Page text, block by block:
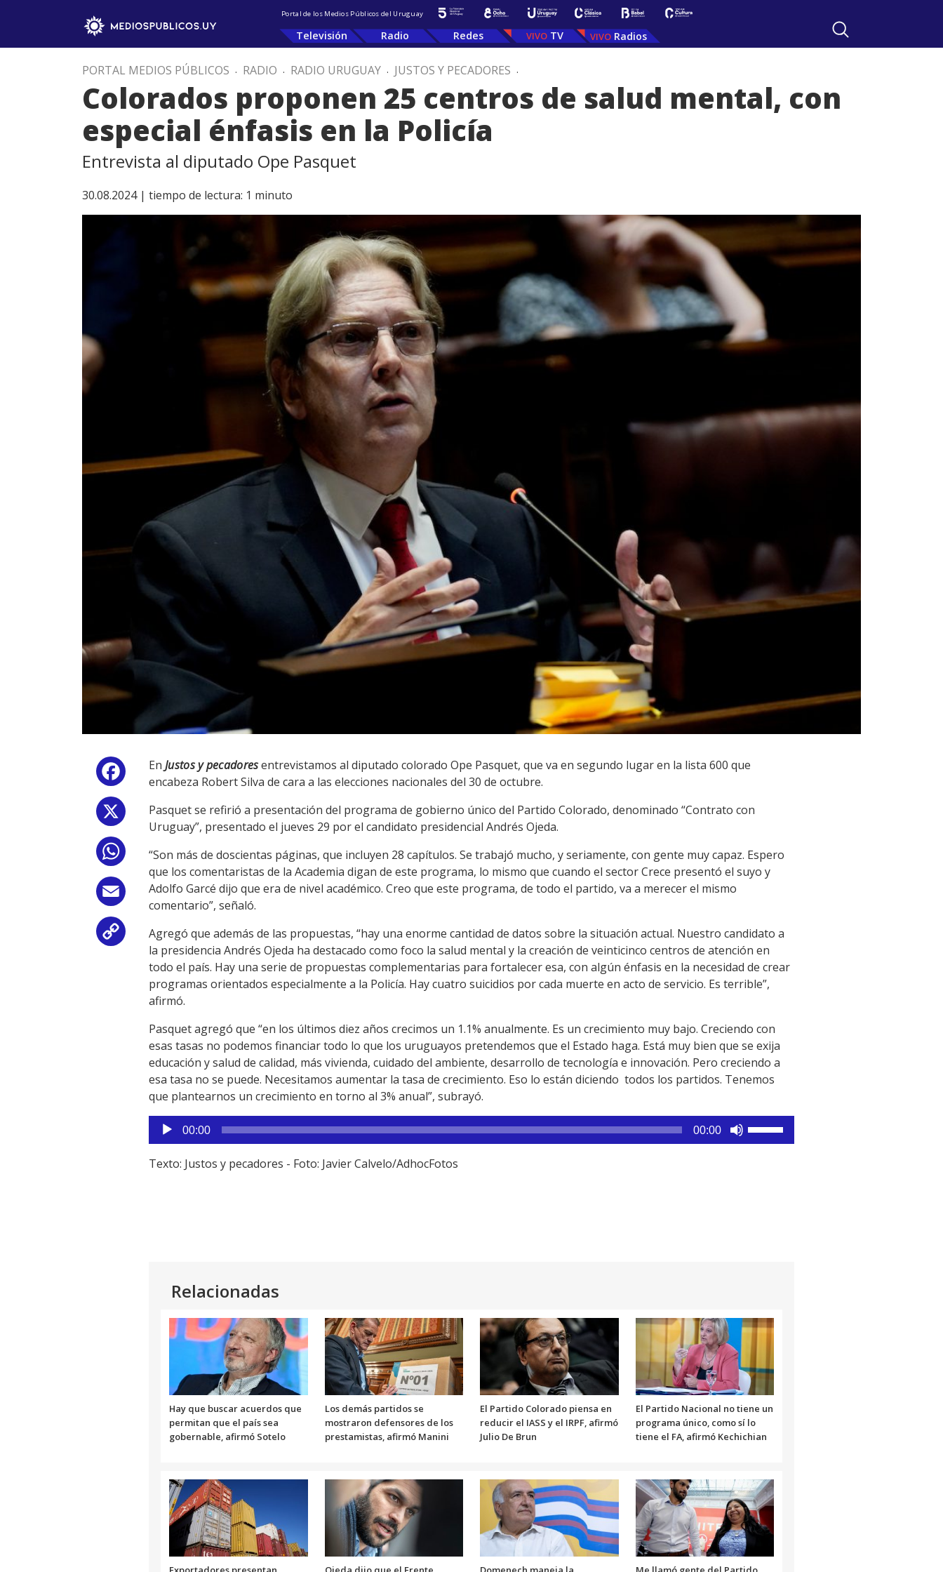
Portal de los Medios Públicos del Uruguay
Televisión Radio Redes TV Radios
PORTAL MEDIOS PÚBLICOS . RADIO . RADIO URUGUAY . JUSTOS Y PECADORES .
Colorados proponen 25 centros de salud mental, con
especial énfasis en la Policía
Entrevista al diputado Ope Pasquet
30.08.2024 | tiempo de lectura: 1 minuto
Facebook
WhatsApp
Email
Copy
Link
En Justos y pecadoresentrevistamos al diputado colorado Ope Pasquet, que va en segundo lugar en la lista 600 que
encabeza Robert Silva de cara a las elecciones nacionales del 30 de octubre.
Pasquet se refirió a presentación del programa de gobierno único del Partido Colorado, denominado “Contrato con
Uruguay”, presentado el jueves 29 por el candidato presidencial Andrés Ojeda.
“Son más de doscientas páginas, que incluyen 28 capítulos. Se trabajó mucho, y seriamente, con gente muy capaz. Espero
que los comentaristas de la Academia digan de este programa, lo mismo que cuando el sector Crece presentó el suyo y
Adolfo Garcé dijo que era de nivel académico. Creo que este programa, de todo el partido, va a merecer el mismo
comentario”, señaló.
Agregó que además de las propuestas, “hay una enorme cantidad de datos sobre la situación actual. Nuestro candidato a
la presidencia Andrés Ojeda ha destacado como foco la salud mental y la creación de veinticinco centros de atención en
todo el país. Hay una serie de propuestas complementarias para fortalecer esa, con algún énfasis en la necesidad de crear
programas orientados especialmente a la Policía. Hay cuatro suicidios por cada muerte en acto de servicio. Es terrible”,
afirmó.
Pasquet agregó que “en los últimos diez años crecimos un 1.1% anualmente. Es un crecimiento muy bajo. Creciendo con
esas tasas no podemos financiar todo lo que los uruguayos pretendemos que el Estado haga. Está muy bien que se exija
educación y salud de calidad, más vivienda, cuidado del ambiente, desarrollo de tecnología e innovación. Pero creciendo a
esa tasa no se puede. Necesitamos aumentar la tasa de crecimiento. Eso lo están diciendo todos los partidos. Tenemos
que plantearnos un crecimiento en torno al 3% anual”, subrayó.
Reproductor
de
audio
00:00 00:00
Texto: Justos y pecadores - Foto: Javier Calvelo/AdhocFotos
Relacionadas
Hay que buscar acuerdos que
permitan que el país sea
gobernable, afirmó Sotelo
Los demás partidos se
mostraron defensores de los
prestamistas, afirmó Manini
El Partido Colorado piensa en
reducir el IASS y el IRPF, afirmó
Julio De Brun
El Partido Nacional no tiene un
programa único, como sí lo
tiene el FA, afirmó Kechichian